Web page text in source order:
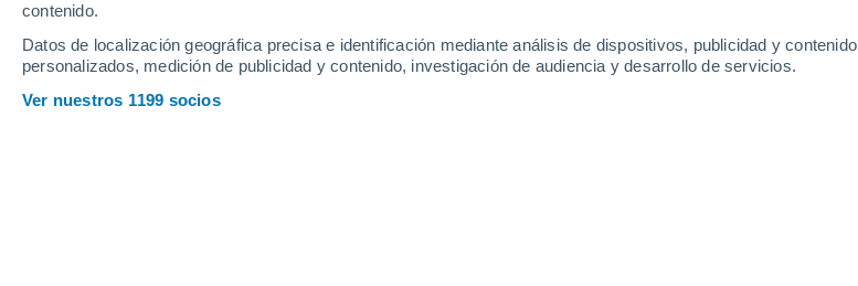
contenido.
Datos de localización geográfica precisa e identificación mediante análisis de dispositivos, publicidad y contenido
personalizados, medición de publicidad y contenido, investigación de audiencia y desarrollo de servicios.
Ver nuestros 1199 socios